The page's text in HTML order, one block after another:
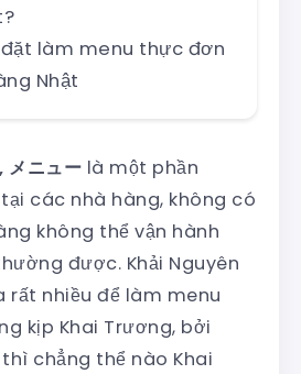
làm menu thực đơn
Nhật
ニュー là một phần
các nhà hàng, không có
không thể vận hành
được. Khải Nguyên
nhiều để làm menu
kịp Khai Trương, bởi
chẳng thể nào Khai